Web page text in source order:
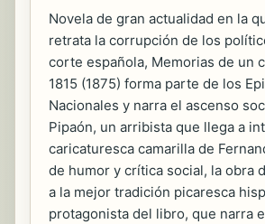
Novela de gran actualidad en la
retrata la corrupción de los
corte española, Memorias de un
1815 (1875) forma parte de los
Nacionales y narra el ascenso
Pipaón, un arribista que llega a
caricaturesca camarilla de
de humor y crítica social, la obra
a la mejor tradición picaresca
protagonista del libro, que narra